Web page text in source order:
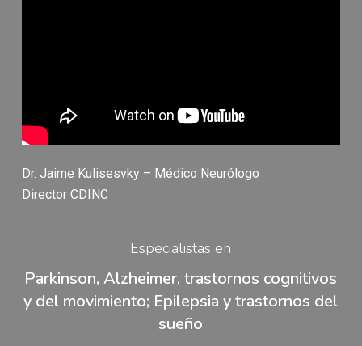
Dr. Jaime Kulisesvky – Médico Neurólogo
Director CDINC
Especialistas en
Parkinson, Alzheimer, trastornos cognitivos
y del movimiento; Epilepsia y trastornos del
sueño